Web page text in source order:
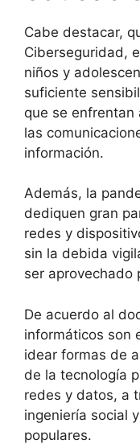
Cabe destacar,
Ciberseguridad,
niños y
suficiente
que se enfrentan
las
información.
Además, la
dediquen gran
redes y
sin la debida
ser aprovechado
De acuerdo al
informáticos son
idear formas de
de la tecnología
redes y datos, a
ingeniería social
populares.